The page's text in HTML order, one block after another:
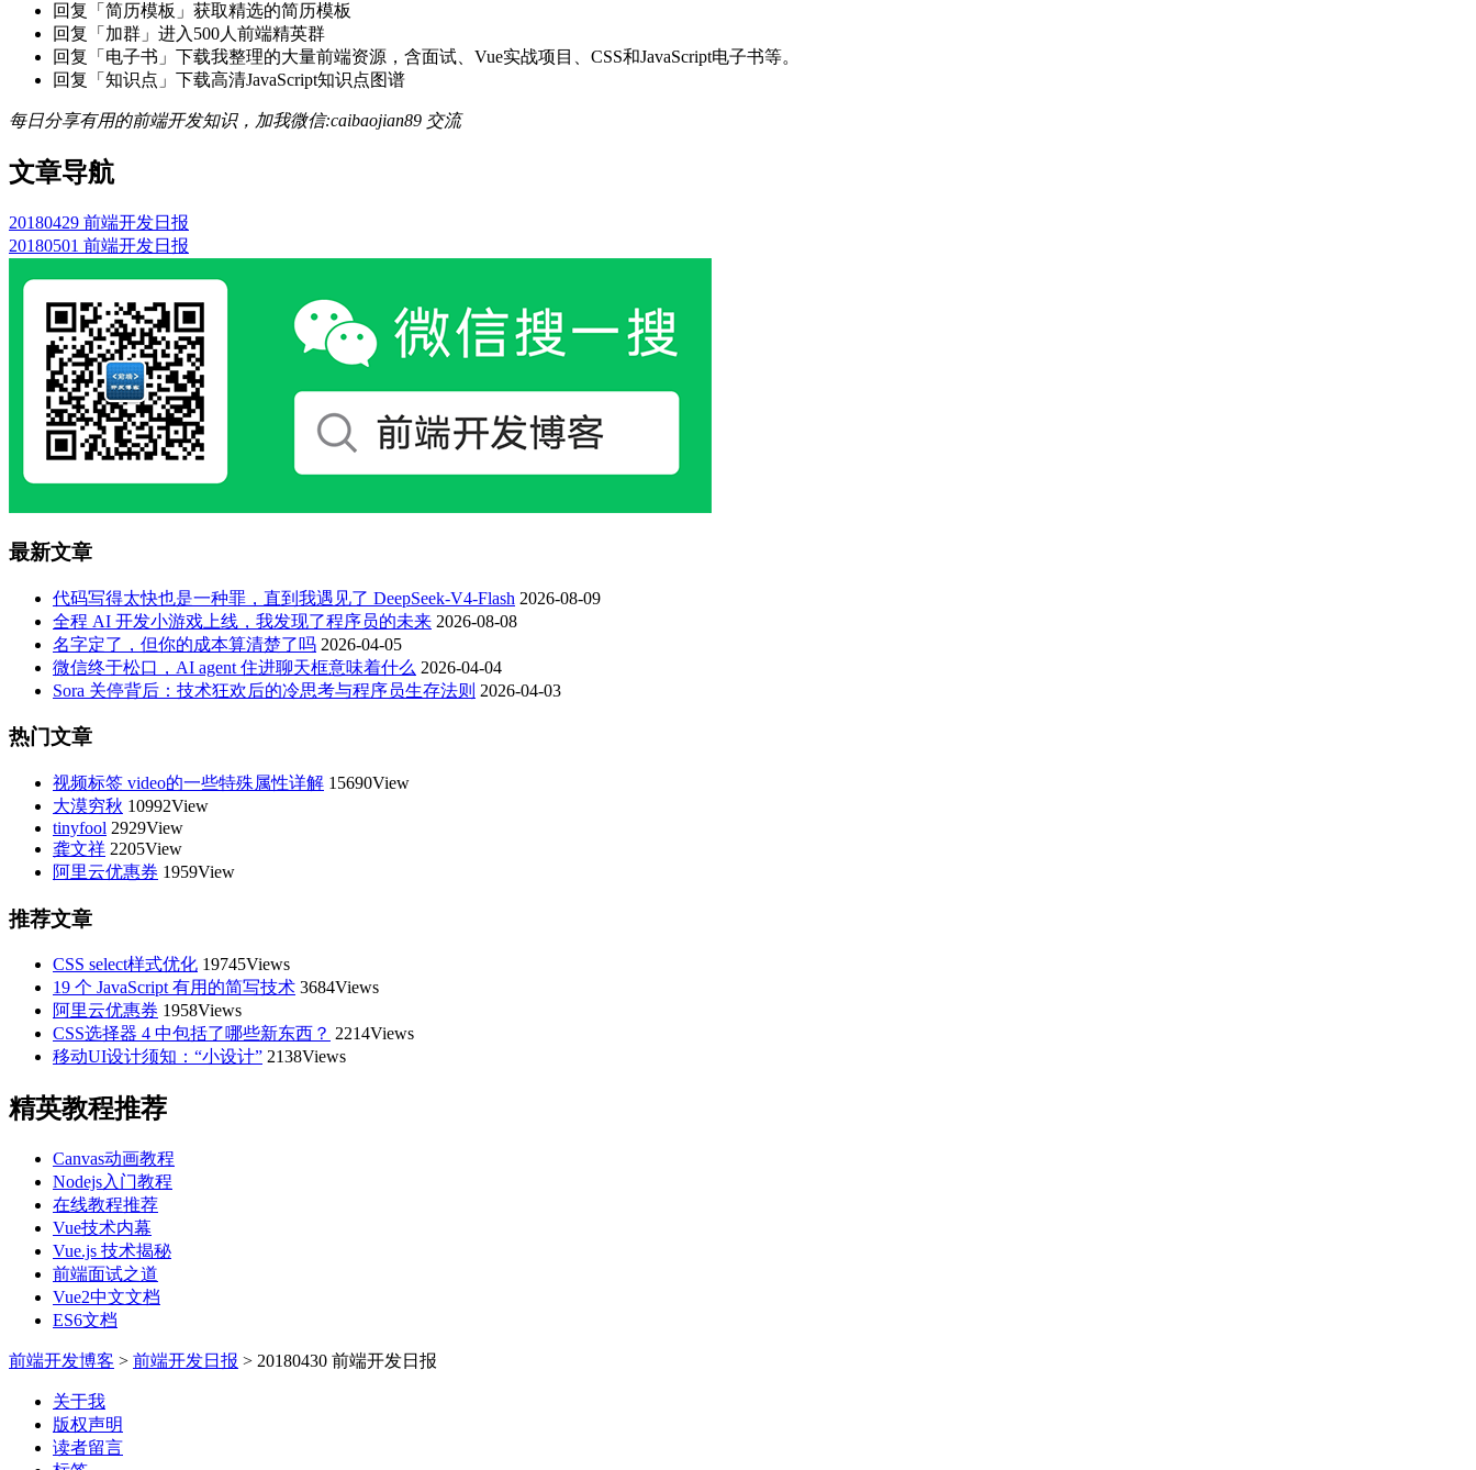
回复「简历模板」获取精选的简历模板
回复「加群」进入500人前端精英群
回复「电子书」下载我整理的大量前端资源，含面试、Vue实战项目、CSS和JavaScript电子书等。
回复「知识点」下载高清JavaScript知识点图谱
每日分享有用的前端开发知识，加我微信:caibaojian89 交流
文章导航
20180429 前端开发日报
20180501 前端开发日报
最新文章
代码写得太快也是一种罪，直到我遇见了 DeepSeek-V4-Flash 2026-08-09
全程 AI 开发小游戏上线，我发现了程序员的未来 2026-08-08
名字定了，但你的成本算清楚了吗 2026-04-05
微信终于松口，AI agent 住进聊天框意味着什么 2026-04-04
Sora 关停背后：技术狂欢后的冷思考与程序员生存法则 2026-04-03
热门文章
视频标签 video的一些特殊属性详解 15690View
大漠穷秋 10992View
tinyfool 2929View
龚文祥 2205View
阿里云优惠券 1959View
推荐文章
CSS select样式优化 19745Views
19 个 JavaScript 有用的简写技术 3684Views
阿里云优惠券 1958Views
CSS选择器 4 中包括了哪些新东西？ 2214Views
移动UI设计须知：“小设计” 2138Views
精英教程推荐
Canvas动画教程
Nodejs入门教程
在线教程推荐
Vue技术内幕
Vue.js 技术揭秘
前端面试之道
Vue2中文文档
ES6文档
前端开发博客 > 前端开发日报 > 20180430 前端开发日报
关于我
版权声明
读者留言